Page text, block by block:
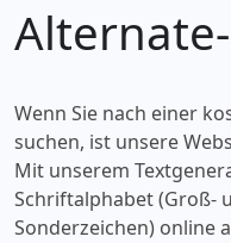
Wenn Sie nach einer
suchen, ist unsere
Mit unserem
Schriftalphabet (Groß-
Sonderzeichen) online